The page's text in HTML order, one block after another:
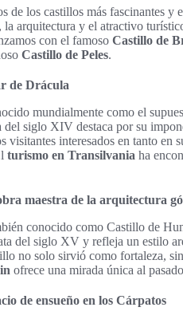
de los castillos más fascinantes y
arquitectura y el atractivo
con el famoso Castillo de
Castillo de Peles.
de Drácula
mundialmente como el
siglo XIV destaca por su
visitantes interesados en tanto en
turismo en Transilvania ha
maestra de la arquitectura
conocido como Castillo de
del siglo XV y refleja un estilo
no solo sirvió como fortaleza,
ofrece una mirada única al
de ensueño en los Cárpatos